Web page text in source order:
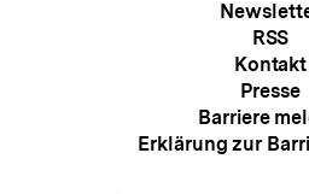
RSS
Kontakt
Presse
Barriere
Erklärung zur